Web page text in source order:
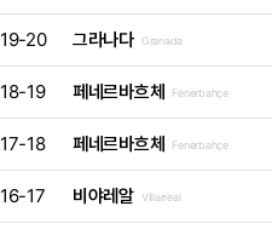
19-20 그라나다 Granada
18-19 페네르바흐체 Fenerbahçe
17-18 페네르바흐체 Fenerbahçe
16-17 비야레알 Villarreal